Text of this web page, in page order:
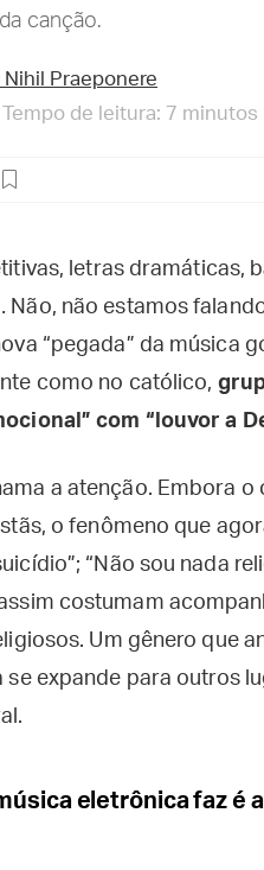
canção.
Praeponere
Tempo de leitura: 7 minutos
letras dramáticas,
não estamos
“pegada” da música
como no católico,
com “louvor a
a atenção. Embora
o fenômeno que
“Não sou nada
costumam
Um gênero que
se expande para outros
eletrônica faz é